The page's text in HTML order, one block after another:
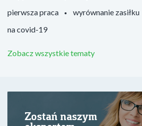
pierwsza praca
wyrównanie zasiłku
na covid-19
Zobacz wszystkie tematy
Zostań naszym